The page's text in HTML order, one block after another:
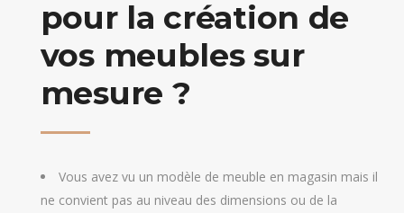
pour la création de
vos meubles sur
mesure ?
Vous avez vu un modèle de meuble en magasin mais il
ne convient pas au niveau des dimensions ou de la